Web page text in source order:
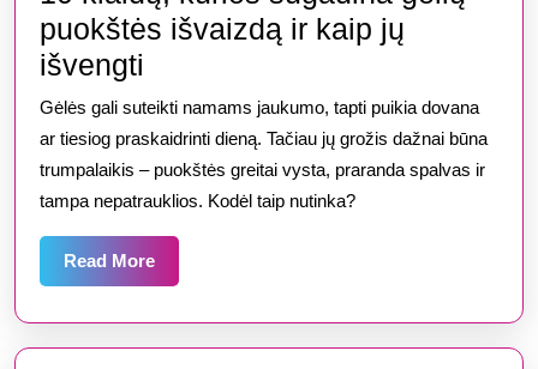
puokštės išvaizdą ir kaip jų
išvengti
klaidų,
kurios
sugadina
gėlių
puokštės
išvaizdą
ir
kaip
Gėlės gali suteikti namams jaukumo, tapti puikia dovana
ar tiesiog praskaidrinti dieną. Tačiau jų grožis dažnai būna
trumpalaikis – puokštės greitai vysta, praranda spalvas ir
tampa nepatrauklios. Kodėl taip nutinka?
Read MoreRead
More